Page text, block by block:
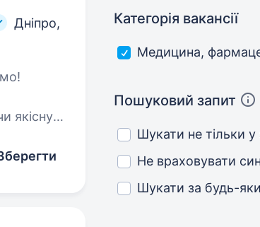
Дніпро,
якісну
Категорія вакансії
Медицина,
Пошуковий запит
Шукати не тільки у
Не враховувати
Шукати за будь-